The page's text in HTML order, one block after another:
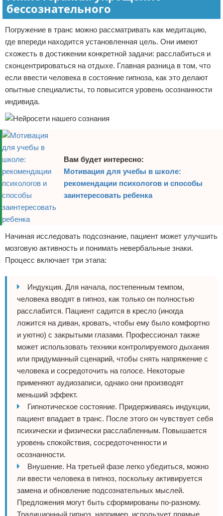
бессознательного
Погружение в транс можно рассматривать как медитацию,
где впереди находится установленная цель. Они имеют
схожесть в достижении конкретной задачи: расслабиться и
сконцентрироваться на отдыхе. Главная разница в том, что
если ввести человека в состояние гипноза, как это делают
опытные специалисты, то повысится уровень осознанности
индивида.
Вам будет интересно:
Мотивация для учебы в школе:
рекомендации психологов и способы
заинтересовать ребенка
Начиная исследовать подсознание, пациент может улучшить
мозговую активность и понимать невербальные знаки.
Процесс включает три этапа:
Индукция. Для начала, постепенным темпом,
человека вводят в гипноз, как только он полностью
расслабится. Пациент садится в кресло (иногда
ложится на диван, кровать, чтобы ему было комфортно
и уютно) с закрытыми глазами. Профессионал также
может использовать техники контролируемого дыхания
или придуманный сценарий, чтобы снять напряжение с
человека и сосредоточить на голосе. Некоторые
применяют аудиозаписи, однако они производят
меньший эффект.
Гипнотическое состояние. Придерживаясь индукции,
пациент впадает в транс. После этого он чувствует себя
психически и физически расслабленным. Повышается
уровень спокойствия, сосредоточенности и
осознанности.
Внушение. На третьей фазе легко убедиться, можно
ли ввести человека в гипноз, поскольку активируется
замена и обновление подсознательных мыслей.
Предложения могут быть сформированы по-разному.
Традиционный гипноз, например, использует прямые